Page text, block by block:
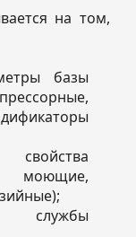
на том,
базы
моющие,